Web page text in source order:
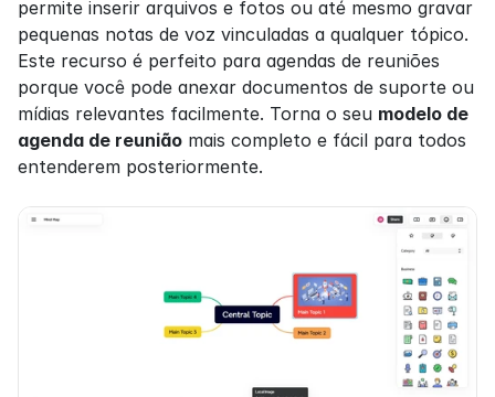
permite inserir arquivos e fotos ou até mesmo gravar
pequenas notas de voz vinculadas a qualquer tópico.
Este recurso é perfeito para agendas de reuniões
porque você pode anexar documentos de suporte ou
mídias relevantes facilmente. Torna o seu modelo de
agenda de reunião mais completo e fácil para todos
entenderem posteriormente.